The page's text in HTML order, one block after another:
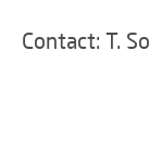
Contact: T.